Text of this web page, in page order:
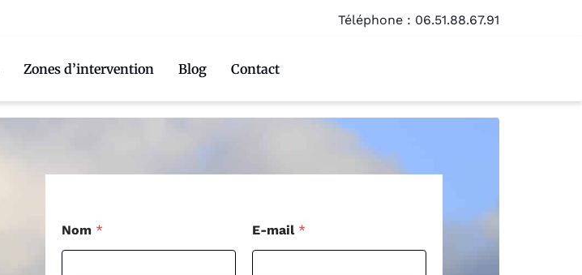
Téléphone : 06.51.88.67.91
Zones d’intervention Blog Contact
Nom * E-mail *